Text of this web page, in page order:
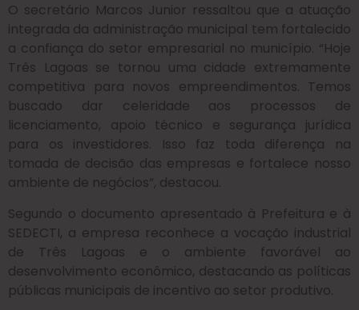
O secretário Marcos Junior ressaltou que a atuação
integrada da administração municipal tem fortalecido
a confiança do setor empresarial no município. “Hoje
Três Lagoas se tornou uma cidade extremamente
competitiva para novos empreendimentos. Temos
buscado dar celeridade aos processos de
licenciamento, apoio técnico e segurança jurídica
para os investidores. Isso faz toda diferença na
tomada de decisão das empresas e fortalece nosso
ambiente de negócios”, destacou.
Segundo o documento apresentado à Prefeitura e à
SEDECTI, a empresa reconhece a vocação industrial
de Três Lagoas e o ambiente favorável ao
desenvolvimento econômico, destacando as políticas
públicas municipais de incentivo ao setor produtivo.